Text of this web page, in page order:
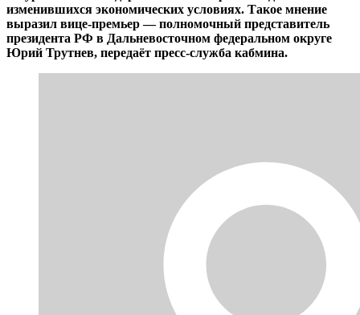
изменившихся экономических условиях. Такое мнение
выразил вице-премьер — полномочный представитель
президента РФ в Дальневосточном федеральном округе
Юрий Трутнев, передаёт пресс-служба кабмина.